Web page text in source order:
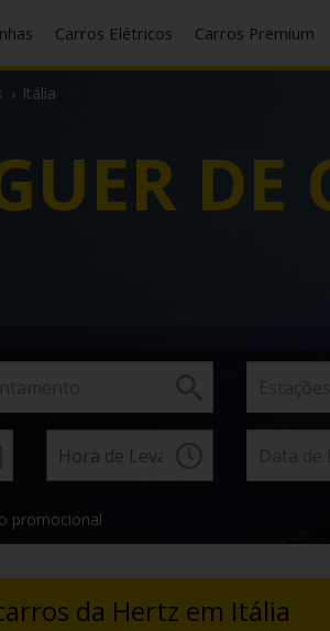
Carros Elétricos Carros Premium
› Itália
DE
promocional
da Hertz em Itália